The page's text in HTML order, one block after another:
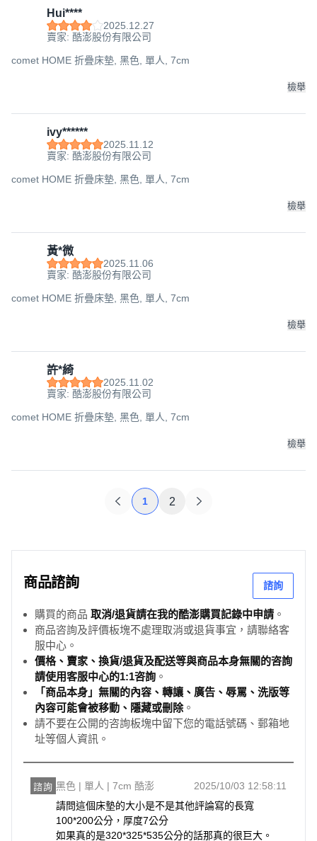
Hui****
2025.12.27
賣家: 酷澎股份有限公司
comet HOME 折疊床墊, 黑色, 單人, 7cm
檢舉
ivy******
2025.11.12
賣家: 酷澎股份有限公司
comet HOME 折疊床墊, 黑色, 單人, 7cm
檢舉
黃*微
2025.11.06
賣家: 酷澎股份有限公司
comet HOME 折疊床墊, 黑色, 單人, 7cm
檢舉
許*綺
2025.11.02
賣家: 酷澎股份有限公司
comet HOME 折疊床墊, 黑色, 單人, 7cm
檢舉
1 2
商品諮詢 諮詢
購買的商品 取消/退貨請在我的酷澎購買記錄中申請 。
商品咨詢及評價板塊不處理取消或退貨事宜，請聯絡客
服中心。
價格、賣家、換貨/退貨及配送等與商品本身無關的咨詢
請使用客服中心的1:1咨詢 。
「商品本身」無關的內容、轉讓、廣告、辱罵、洗版等
內容可能會被移動、隱藏或刪除。
請不要在公開的咨詢板塊中留下您的電話號碼、郵箱地
址等個人資訊。
諮詢 黑色 | 單人 | 7cm 酷澎
2025/10/03 12:58:11
請問這個床墊的大小是不是其他評論寫的長寬
100*200公分，厚度7公分
如果真的是320*325*535公分的話那真的很巨大。